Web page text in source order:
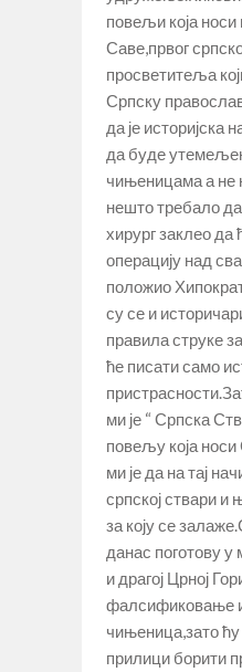
повељи која
Саве,првог
просветитеља
Српску
да је историјска
да буде
чињеницама а не
нешто требало
хирург заклео
операцију над
положио
су се и
правила струке
ће писати само
ми је “ Српска
повељу која
ми је да на тај
српској ствари и
за коју се
данас поготову у
и драгој Црној
фалсификовање
чињеница,зато ћу
прилици борити